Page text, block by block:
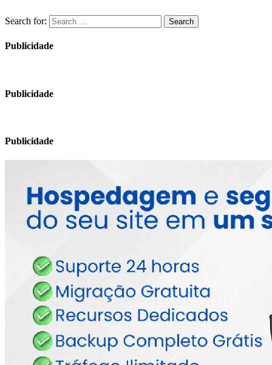
Search for: Search
Publicidade
Publicidade
Publicidade